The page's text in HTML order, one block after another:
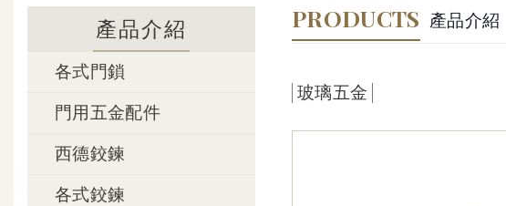
產品介紹
各式門鎖
門用五金配件
西德鉸鍊
各式鉸鍊
PRODUCTS 產品介紹
玻璃五金